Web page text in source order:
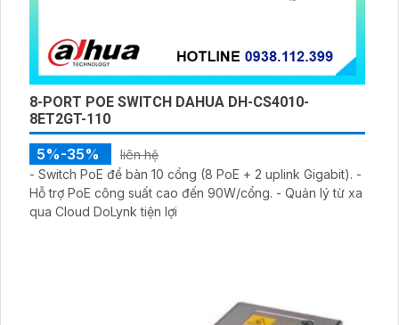
BỘ CAMERA GIÁM SÁT NHÀ XƯỞNG GIÁ RẺ
4,700,000 ₫
8,399,000 ₫
Bộ camera an ninh dành cho nhà xưởng giá rẻ được
trang bị 4 mắt Hikvision DS-2CD1021G1-I mang lại hình
ảnh rõ nét với độ phân giải 2MP. Chuẩn nén hình ảnh
H.265+/H.265/H